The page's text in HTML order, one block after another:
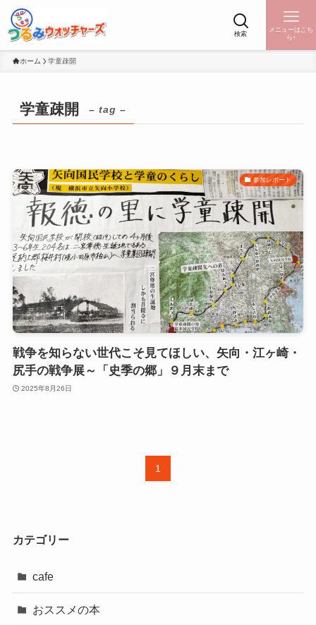
検索
メニューはこち
ら↑
ホーム 学童疎開
学童疎開 – tag –
参加レポート
戦争を知らない世代こそ見てほしい、矢向・江ヶ崎・
尻手の戦争展～「史季の郷」９月末まで
2025年8月26日
1
カテゴリー
cafe
おススメの本